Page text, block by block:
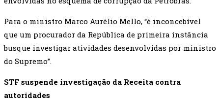
Para o ministro Marco Aurélio Mello, “é inconcebível
que um procurador da República de primeira instância
busque investigar atividades desenvolvidas por ministro
do Supremo”.
STF suspende investigação da Receita contra
autoridades